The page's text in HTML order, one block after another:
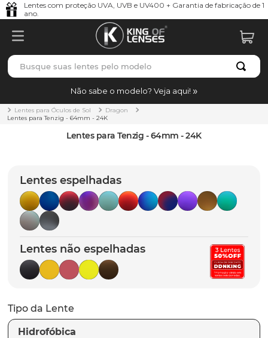
Lentes com proteção UVA, UVB e UV400 + Garantia de fabricação de 1
ano.
Busque suas lentes pelo modelo
Não sabe o modelo? Veja aqui!
Lentes para Óculos de Sol
Dragon
Lentes para Tenzig - 64mm - 24K
Lentes para Tenzig - 64mm - 24K
Lentes espelhadas
Lentes não espelhadas
Tipo da Lente
Hidrofóbica
TERMOS MAIS BUSCADOS
1º borrachas
holbrook
5º chaves
6º t-shock
7º gasket
8º parafusos
9º latch